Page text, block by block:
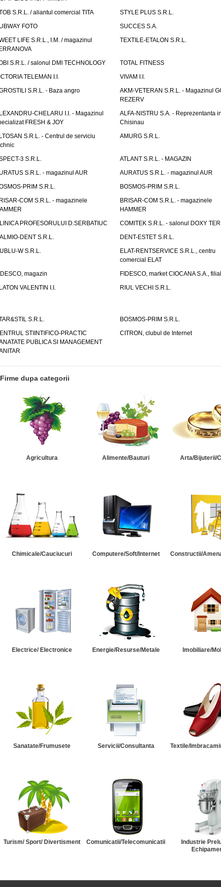
S.R.L. / aliantul comercial TITA
STYLE PLUS S.R.L.
FOTO
SUCCES S.A.
LIFE S.R.L., I.M. / magazinul
TEXTILE-ETALON S.R.L.
S.R.L. / salonul DMI TECHNOLOGY
TOTAL FITNESS
TELEMAN I.I.
VIVAM I.I.
S.R.L. - Baza angro
AKM-VETERAN S.R.L. - Magazinul
REZERV
CHELARU I.I. - Magazinul
FRESH & JOY
ALFA-NISTRU S.A. - Reprezentanta
Chisinau
S.R.L. - Centrul de serviciu
AMURG S.R.L.
3 S.R.L.
ATLANT S.R.L. - MAGAZIN
S.R.L. - magazinul AUR
AURATUS S.R.L. - magazinul AUR
PRIM S.R.L.
BOSMOS-PRIM S.R.L.
COM S.R.L. - magazinele
BRISAR-COM S.R.L. - magazinele
HAMMER
PROFESORULUI D.SERBATIUC
COMITEK S.R.L. - salonul DOXY
DENT S.R.L.
DENT-ESTET S.R.L.
W S.R.L.
ELAT-RENTSERVICE S.R.L., centru
comercial ELAT
magazin
FIDESCO, market CIOCANA S.A.,
VALENTIN I.I.
RIUL VECHI S.R.L.
S.R.L.
BOSMOS-PRIM S.R.L.
STIINTIFICO-PRACTIC
PUBLICA SI MANAGEMENT
CITRON, clubul de Internet
Firme dupa categorii
Agricultura Alimente/Bauturi Arta/Bijuterii/
Chimicale/Cauciucuri Computere/Soft/Internet Constructii/
Electrice/ Electronice Energie/Resurse/Metale Imobiliare/
Sanatate/Frumusete Servicii/Consultanta Textile/
Turism/ Sport/ Divertisment Comunicatii/Telecomunicatii
Industrie